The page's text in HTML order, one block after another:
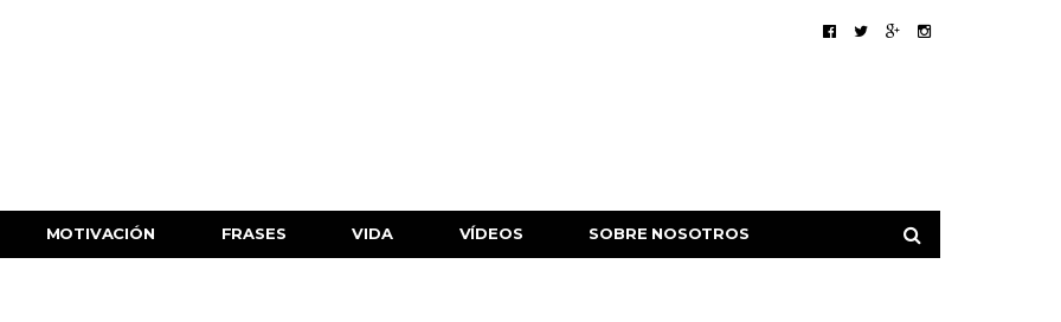
MOTIVACIÓN FRASES VIDA VÍDEOS SOBRE NOSOTROS